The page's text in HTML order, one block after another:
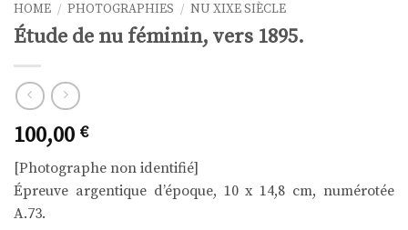
HOME / PHOTOGRAPHIES / NU XIXE SIÈCLE
Étude de nu féminin, vers 1895.
100,00 €
[Photographe non identifié]
Épreuve argentique d’époque, 10 x 14,8 cm, numérotée
A.73.